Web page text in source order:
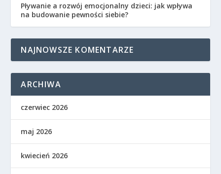
Pływanie a rozwój emocjonalny dzieci: jak wpływa
na budowanie pewności siebie?
NAJNOWSZE KOMENTARZE
ARCHIWA
czerwiec 2026
maj 2026
kwiecień 2026